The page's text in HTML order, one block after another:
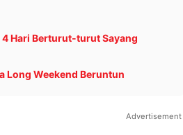
4 Hari Berturut-turut Sayang
Long Weekend Beruntun
Advertisement